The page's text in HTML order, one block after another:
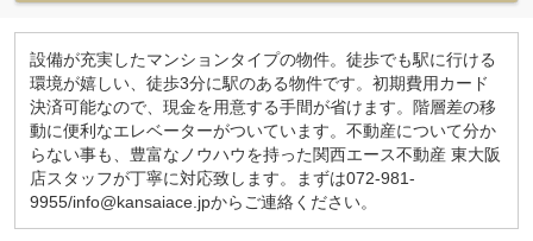
設備が充実したマンションタイプの物件。徒歩でも駅に行ける
環境が嬉しい、徒歩3分に駅のある物件です。初期費用カード
決済可能なので、現金を用意する手間が省けます。階層差の移
動に便利なエレベーターがついています。不動産について分か
らない事も、豊富なノウハウを持った関西エース不動産 東大阪
店スタッフが丁寧に対応致します。まずは072-981-
9955/info@kansaiace.jpからご連絡ください。